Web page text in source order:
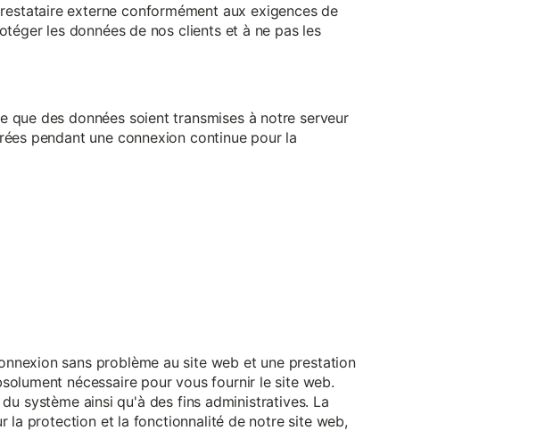
externe conformément aux exigences de
les données de nos clients et à ne pas les
des données soient transmises à notre serveur
pendant une connexion continue pour la
sans problème au site web et une prestation
nécessaire pour vous fournir le site web.
système ainsi qu'à des fins administratives. La
la protection et la fonctionnalité de notre site web,